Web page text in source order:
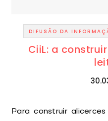
DIFUSÃO DA
CiiL: a
Para construir alicerces sólidos para as próximas